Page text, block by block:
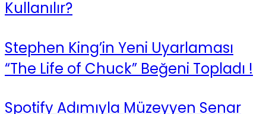
Kullanılır?
Stephen King’in Yeni Uyarlaması
“The Life of Chuck” Beğeni Topladı !
Spotify Adımıyla Müzeyyen Senar